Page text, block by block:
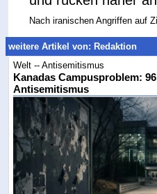
Nach iranischen Angriffen auf
weitere Artikel von: Redaktion
Welt -- Antisemitismus
Kanadas Campusproblem:
Antisemitismus